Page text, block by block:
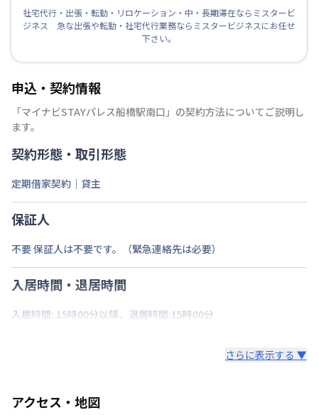
社宅代行・出張・転勤・リロケーション・中・長期滞在ならミスタービ
ジネス 急な出張や転勤・社宅代行業務ならミスタービジネスにお任せ
下さい。
申込・契約情報
「マイナビSTAYパレス船橋駅南口 」の契約方法についてご説明し
ます。
契約形態・取引形態
定期借家契約｜貸主
保証人
不要 保証人は不要です。（緊急連絡先は必要）
入居時間・退居時間
入居時間: 15時00分以降、退居時間:15時00分
さらに表示する ▼
アクセス・地図